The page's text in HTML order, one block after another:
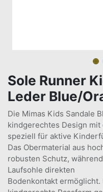
Sole Runner
Leder Blue/
Die Mimas Kids Sandale
kindgerechtes Design
speziell für aktive
Das Obermaterial aus
robusten Schutz,
Laufsohle direkten
Bodenkontakt